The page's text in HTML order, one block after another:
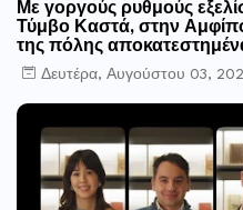
Με γοργούς ρυθμούς
Τύμβο Καστά, στην
της πόλης
Δευτέρα, Αυγούστου 03,